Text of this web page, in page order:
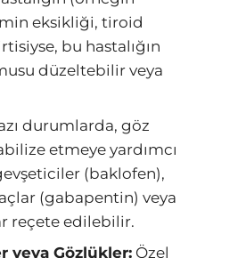
eksikliği, tiroid
bu hastalığın
düzeltebilir veya
durumlarda, göz
etmeye yardımcı
(baklofen),
(gabapentin) veya
reçete edilebilir.
veya Gözlükler: Özel